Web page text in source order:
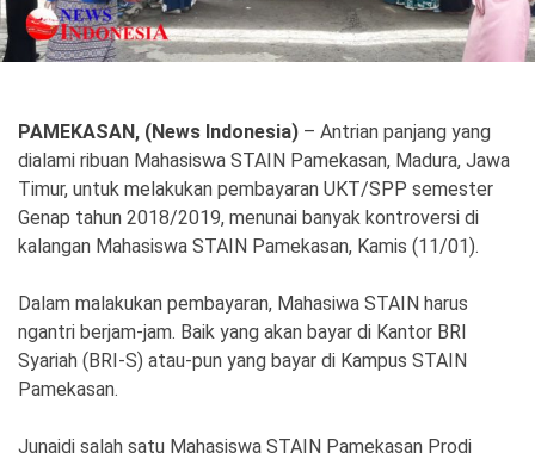
Otomotif
Iptek
Teknologi
SosBud
Wisata
Ekonomi
Indeks Birokrasi
PAMEKASAN, (News Indonesia) – Antrian panjang yang
dialami ribuan Mahasiswa STAIN Pamekasan, Madura, Jawa
Timur, untuk melakukan pembayaran UKT/SPP semester
Genap tahun 2018/2019, menunai banyak kontroversi di
kalangan Mahasiswa STAIN Pamekasan, Kamis (11/01).
Dalam malakukan pembayaran, Mahasiwa STAIN harus
ngantri berjam-jam. Baik yang akan bayar di Kantor BRI
Syariah (BRI-S) atau-pun yang bayar di Kampus STAIN
Pamekasan.
Junaidi salah satu Mahasiswa STAIN Pamekasan Prodi